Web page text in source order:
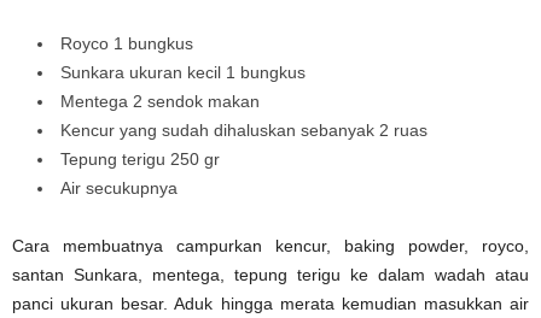
Royco 1 bungkus
Sunkara ukuran kecil 1 bungkus
Mentega 2 sendok makan
Kencur yang sudah dihaluskan sebanyak 2 ruas
Tepung terigu 250 gr
Air secukupnya
Cara membuatnya campurkan kencur, baking powder, royco,
santan Sunkara, mentega, tepung terigu ke dalam wadah atau
panci ukuran besar. Aduk hingga merata kemudian masukkan air